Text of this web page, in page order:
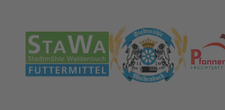
Navigation
springen
Inhalt
springen